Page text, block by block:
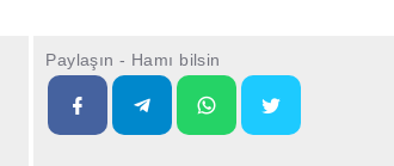
Paylaşın - Hamı bilsin